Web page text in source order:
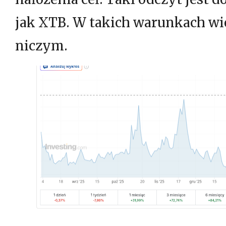
jak XTB. W takich warunkach
niczym.